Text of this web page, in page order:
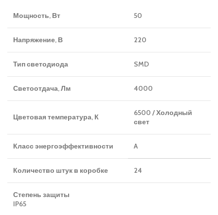
Мощность, Вт 50
Напряжение, В 220
Тип светодиода SMD
Светоотдача, Лм 4000
Цветовая температура, К
6500 / Холодный
свет
Класс энергоэффективности A
Количество штук в коробке 24
Степень защиты
IP65